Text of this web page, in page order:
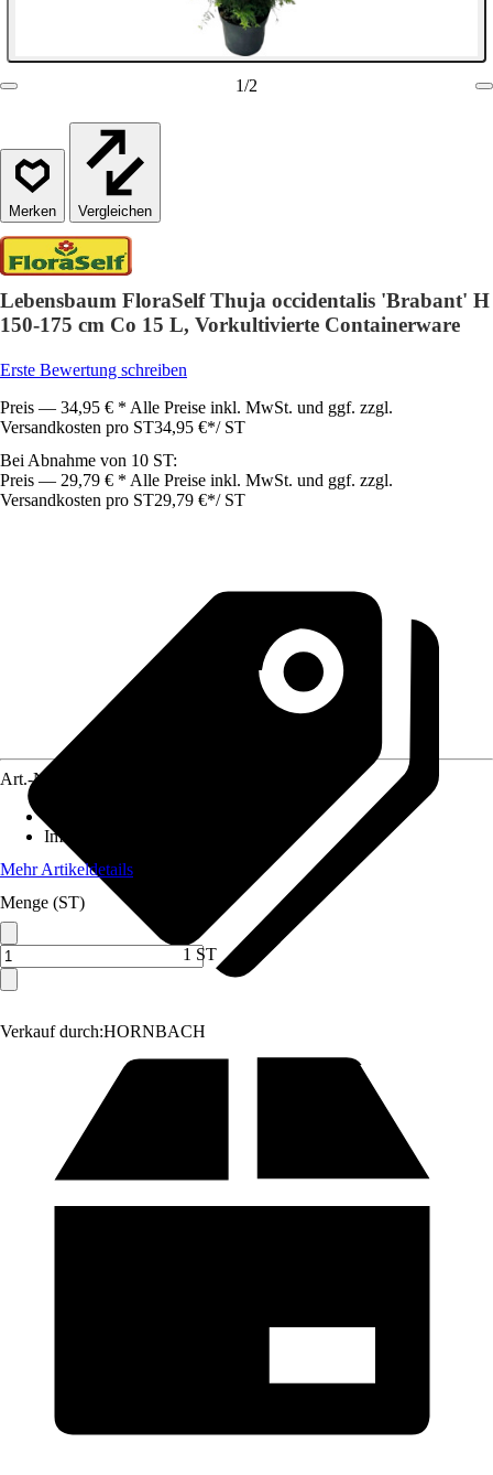
1/2
Vergleichen
Lebensbaum FloraSelf Thuja occidentalis 'Brabant' H
150-175 cm Co 15 L, Vorkultivierte Containerware
Erste Bewertung schreiben
Preis — 34,95 € * Alle Preise inkl. MwSt. und ggf. zzgl.
Versandkosten pro ST34,95 €*/ ST
Bei Abnahme von 10 ST:
Preis — 29,79 € * Alle Preise inkl. MwSt. und ggf. zzgl.
Versandkosten pro ST29,79 €*/ ST
Verkauf durch:HORNBACH
Art.-Nr.
Immergrün
Mehr Artikeldetails
Menge (ST)
1 ST